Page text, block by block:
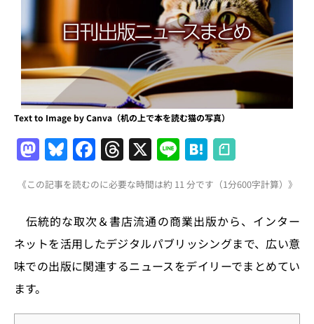
Text to Image by Canva（机の上で本を読む猫の写真）
M
a
st
o
d
o
Bl
u
e
s
k
y
F
a
c
e
b
o
k
T
h
re
a
d
s
X Li
n
e
H
at
e
n
a
《この記事を読むのに必要な時間は約 11 分です（1分600字計算）》
伝統的な取次＆書店流通の商業出版から、インター
ネットを活用したデジタルパブリッシングまで、広い意
味での出版に関連するニュースをデイリーでまとめてい
ます。